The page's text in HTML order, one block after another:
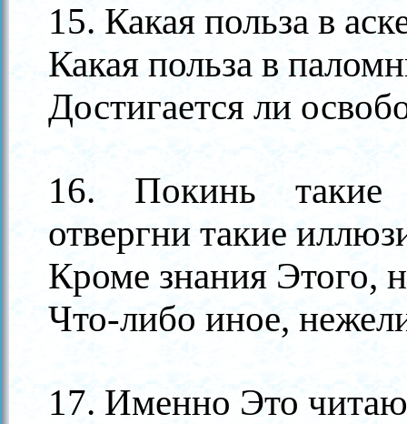
15. Какая польза в
Какая польза в
Достигается ли
16. Покинь такие
отвергни такие
Кроме знания Этого,
Что-либо иное,
17. Именно Это